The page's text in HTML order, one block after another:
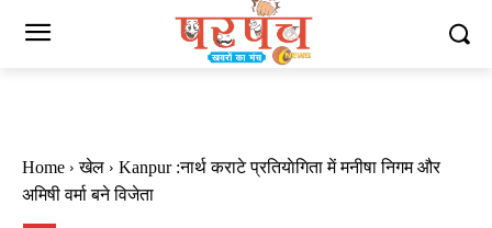
Home खेल
Kanpur :नार्थ कराटे प्रतियाेगिता में मनीषा निगम और
अमिषी वर्मा बने विजेता